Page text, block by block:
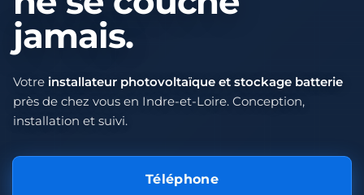
jamais.
Votre installateur photovoltaïque et stockage batterie
près de chez vous en Indre-et-Loire. Conception,
installation et suivi.
Téléphone